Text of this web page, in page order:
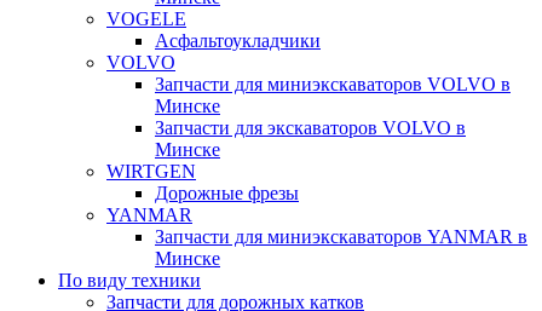
VOGELE
Асфальтоукладчики
VOLVO
Запчасти для миниэкскаваторов VOLVO в
Минске
Запчасти для экскаваторов VOLVO в
Минске
WIRTGEN
Дорожные фрезы
YANMAR
Запчасти для миниэкскаваторов YANMAR в
Минске
По виду техники
Запчасти для дорожных катков